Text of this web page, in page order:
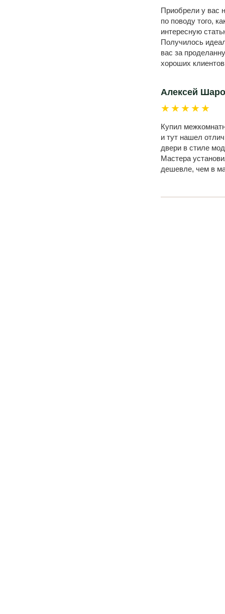
Приобрели у вас
по поводу того,
интересную
Получилось
вас за
хороших
Алексей
★★★★★
Купил
и тут нашел
двери в стиле
Мастера
дешевле, чем в